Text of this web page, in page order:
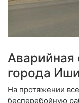
Аварийная
города
На протяжении
бесперебойную